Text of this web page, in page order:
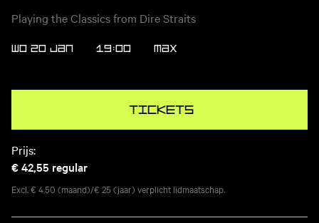
Playing the Classics from Dire Straits
WO 20 JAN 19:00 MAX
Tickets
Prijs:
€ 42,55 regular
Excl. € 4,50 (maand)/€ 25 (jaar) verplicht lidmaatschap.